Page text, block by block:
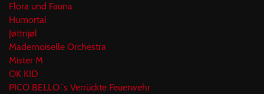
Flora und Fauna
Humortal
Jøttnjøl
Mademoiselle Orchestra
Mister M
OK KID
PICO BELLO´s Verrückte Feuerwehr